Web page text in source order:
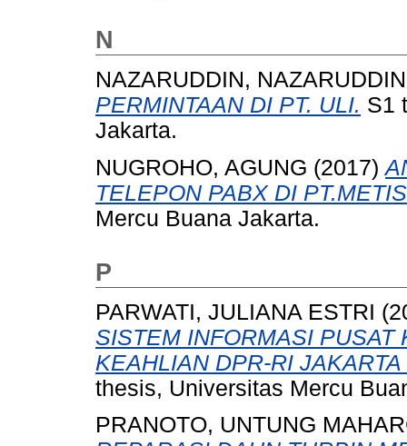
N
NAZARUDDIN, NAZARUDDIN
PERMINTAAN DI PT. ULI. S1
Jakarta.
NUGROHO, AGUNG (2017)
TELEPON PABX DI
Mercu Buana Jakarta.
P
PARWATI, JULIANA ESTRI
SISTEM INFORMASI PUSAT
KEAHLIAN DPR-RI
thesis, Universitas Mercu
PRANOTO, UNTUNG